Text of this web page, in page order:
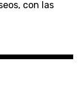
con las